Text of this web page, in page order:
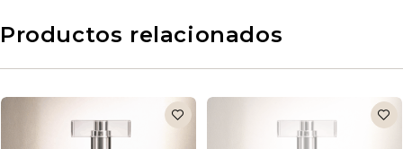
Productos relacionados